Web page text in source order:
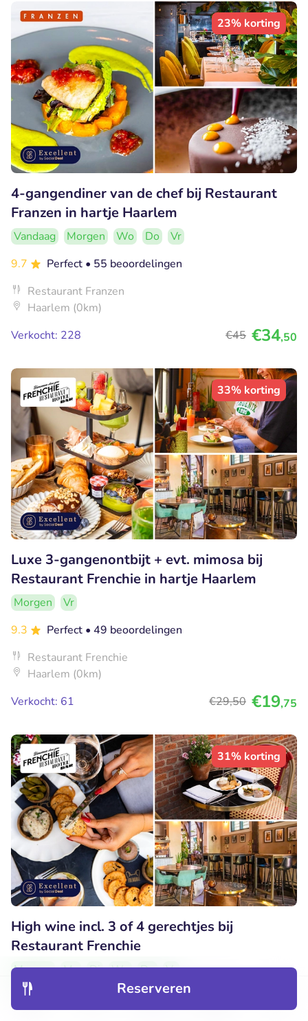
Reserveren
23% korting
4-gangendiner van de chef bij Restaurant
Franzen in hartje Haarlem
Vandaag Morgen Wo Do
Vr
9.7
Perfect • 55 beoordelingen
Restaurant Franzen
Haarlem (0km)
Verkocht: 228
€45 €34,50
33% korting
Luxe 3-gangenontbijt + evt. mimosa bij
Restaurant Frenchie in hartje Haarlem
Morgen
Vr
9.3
Perfect • 49 beoordelingen
Restaurant Frenchie
Haarlem (0km)
Verkocht: 61
€29,50 €19,75
31% korting
High wine incl. 3 of 4 gerechtjes bij
Restaurant Frenchie
Morgen Ma Di Wo Do
Vr
9.3
• 49 beoordelingen